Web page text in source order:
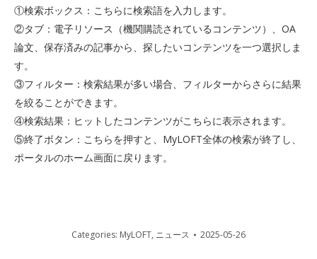
①検索ボックス：こちらに検索語を入力します。
②タブ：電子リソース（機関購読されているコンテンツ）、OA
論文、保存済みの記事から、探したいコンテンツを一つ選択しま
す。
③フィルター：検索結果が多い場合、フィルターからさらに結果
を絞ることができます。
④検索結果：ヒットしたコンテンツがこちらに表示されます。
⑤終了ボタン：こちらを押すと、MyLOFT全体の検索が終了し、
ポータルのホーム画面に戻ります。
Categories: MyLOFT, ニュース 2025-05-26